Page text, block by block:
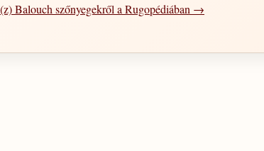
Balouch szőnyegekről a Rugopédiában →